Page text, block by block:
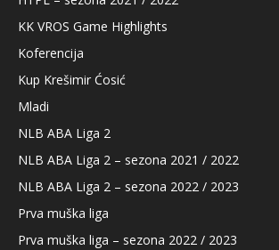
KK VROS Game Highlights
Koferencija
Kup Krešimir Ćosić
Mladi
NLB ABA Liga 2
NLB ABA Liga 2 – sezona 2021 / 2022
NLB ABA Liga 2 – sezona 2022 / 2023
Prva muška liga
Prva muška liga – sezona 2022 / 2023